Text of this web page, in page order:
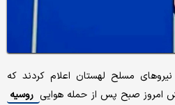
مسلح لهستان اعلام کردند که
امروز صبح پس از حمله هوایی روسیه